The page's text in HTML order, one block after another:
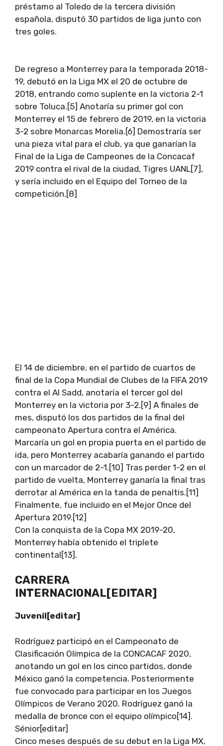
préstamo al Toledo de la tercera división
española, disputó 30 partidos de liga junto con
tres goles.
De regreso a Monterrey para la temporada 2018-
19, debutó en la Liga MX el 20 de octubre de
2018, entrando como suplente en la victoria 2-1
sobre Toluca.[5] Anotaría su primer gol con
Monterrey el 15 de febrero de 2019, en la victoria
3-2 sobre Monarcas Morelia.[6] Demostraría ser
una pieza vital para el club, ya que ganarían la
Final de la Liga de Campeones de la Concacaf
2019 contra el rival de la ciudad, Tigres UANL[7],
y sería incluido en el Equipo del Torneo de la
competición.[8]
El 14 de diciembre, en el partido de cuartos de
final de la Copa Mundial de Clubes de la FIFA 2019
contra el Al Sadd, anotaría el tercer gol del
Monterrey en la victoria por 3-2.[9] A finales de
mes, disputó los dos partidos de la final del
campeonato Apertura contra el América.
Marcaría un gol en propia puerta en el partido de
ida, pero Monterrey acabaría ganando el partido
con un marcador de 2-1.[10] Tras perder 1-2 en el
partido de vuelta, Monterrey ganaría la final tras
derrotar al América en la tanda de penaltis.[11]
Finalmente, fue incluido en el Mejor Once del
Apertura 2019.[12]
Con la conquista de la Copa MX 2019-20,
Monterrey había obtenido el triplete
continental[13].
CARRERA
INTERNACIONAL[EDITAR]
Juvenil[editar]
Rodríguez participó en el Campeonato de
Clasificación Olímpica de la CONCACAF 2020,
anotando un gol en los cinco partidos, donde
México ganó la competencia. Posteriormente
fue convocado para participar en los Juegos
Olímpicos de Verano 2020. Rodríguez ganó la
medalla de bronce con el equipo olímpico[14].
Sénior[editar]
Cinco meses después de su debut en la Liga MX,